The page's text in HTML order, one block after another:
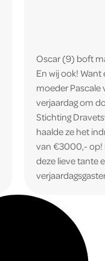
Oscar (9) boft
En wij ook!
moeder Pascale
verjaardag om
Stichting
haalde ze het
van €3000,- op!
deze lieve tante